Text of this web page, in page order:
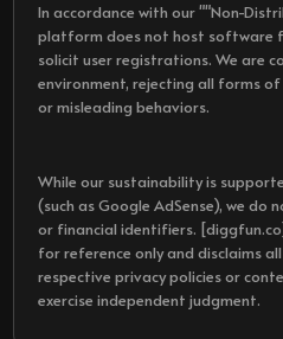
In accordance with our ""Non-
platform does not host software
solicit user registrations. We are
environment, rejecting all forms
or misleading behaviors.
While our sustainability is
(such as Google AdSense), we do
or financial identifiers.
for reference only and disclaims
respective privacy policies or
exercise independent judgment.